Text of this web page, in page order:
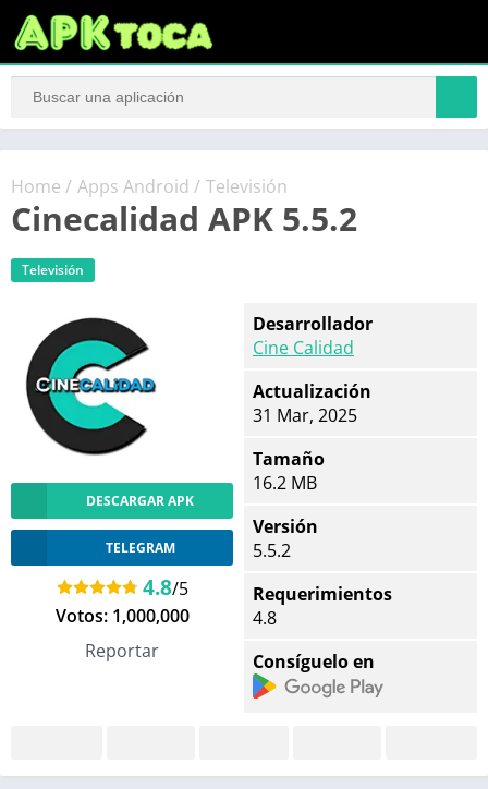
Home / Apps Android / Televisión
Cinecalidad APK 5.5.2
Televisión
DESCARGAR APK
TELEGRAM
4.8/5
Votos: 1,000,000
Reportar
Desarrollador
Cine Calidad
Actualización
31 Mar, 2025
Tamaño
16.2 MB
Versión
5.5.2
Requerimientos
4.8
Consíguelo en